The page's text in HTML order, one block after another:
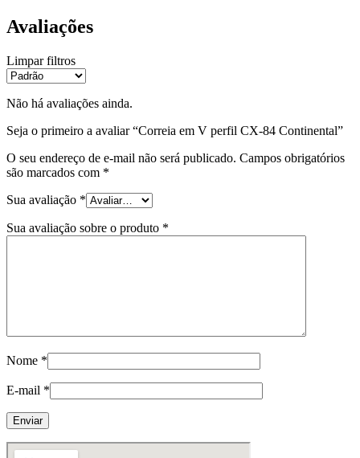
Avaliações
Limpar filtros
Não há avaliações ainda.
Seja o primeiro a avaliar “Correia em V perfil CX-84 Continental”
O seu endereço de e-mail não será publicado. Campos obrigatórios
são marcados com *
Sua avaliação *
Sua avaliação sobre o produto *
Nome *
E-mail *